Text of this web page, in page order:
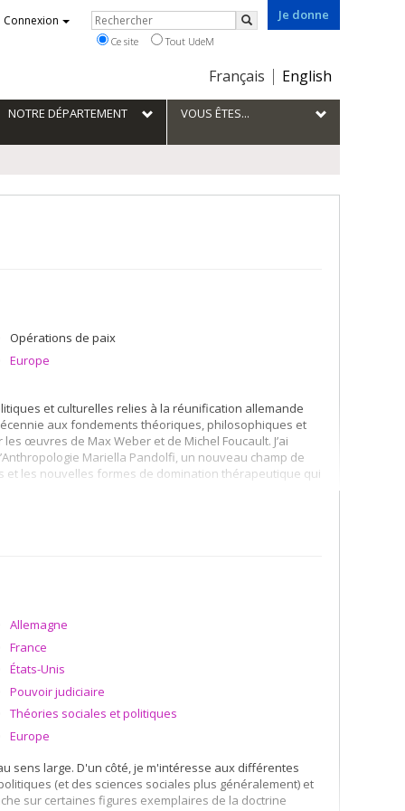
Je donne
Choix
la
langue
Français English
Connexion Rechercher
Rechercher
Ce site Tout UdeM
NOTRE DÉPARTEMENT VOUS ÊTES...
Opérations de paix
Europe
et culturelles relies à la réunification allemande
aux fondements théoriques, philosophiques et
œuvres de Max Weber et de Michel Foucault. J’ai
Mariella Pandolfi, un nouveau champ de
les nouvelles formes de domination thérapeutique qui
depuis sa création en 1997, je suis actuellement en
diversité en collaboration avec une vingtaine de
Allemagne
France
États-Unis
Pouvoir judiciaire
Théories sociales et politiques
Europe
sens large. D'un côté, je m'intéresse aux différentes
(et des sciences sociales plus généralement) et
sur certaines figures exemplaires de la doctrine